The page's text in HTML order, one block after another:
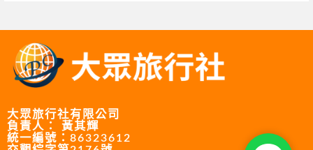
大眾旅行社有限公司
負責人： 黃其輝
統一編號：86323612
專人預約